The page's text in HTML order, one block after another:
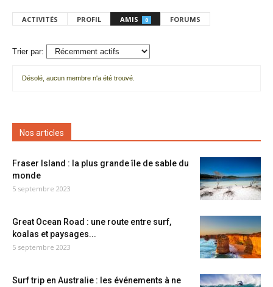
ACTIVITÉS PROFIL AMIS 0 FORUMS
Trier par:
amis
Désolé, aucun membre n'a été trouvé.
Nos articles
Fraser Island : la plus grande île de sable du
monde
5 septembre 2023
Great Ocean Road : une route entre surf,
koalas et paysages...
5 septembre 2023
Surf trip en Australie : les événements à ne